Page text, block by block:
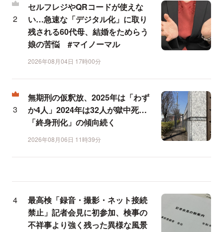
セルフレジやQRコードが使えな
い…急速な「デジタル化」に取り
残される60代母、結婚をためらう
娘の苦悩 #マイノーマル
2026年08月04日 17時00分
無期刑の仮釈放、2025年は「わず
か4人」2024年は32人が獄中死…
「終身刑化」の傾向続く
2026年08月06日 11時39分
最高検「録音・撮影・ネット接続
禁止」記者会見に初参加、検事の
不祥事より強く残った異様な風景